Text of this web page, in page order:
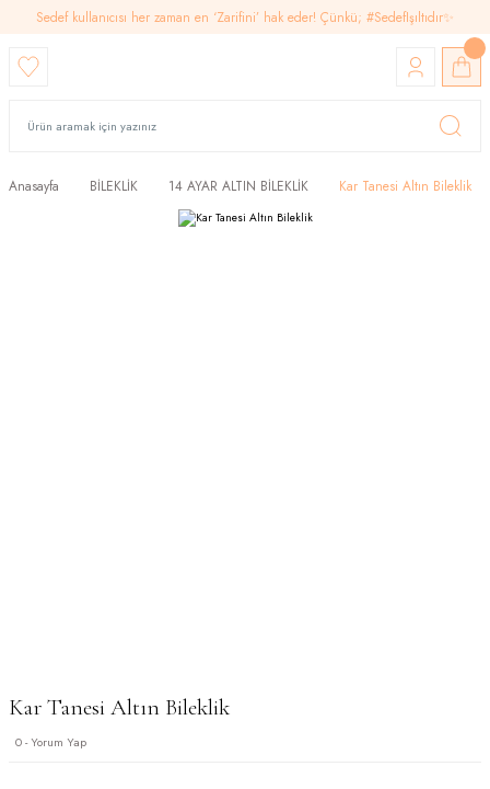
Sedef kullanıcısı her zaman en ‘Zarifini’ hak eder! Çünkü; #SedefIşıltıdır✨
Anasayfa BİLEKLİK 14 AYAR ALTIN BİLEKLİK Kar Tanesi Altın Bileklik
Kar Tanesi Altın Bileklik
0 - Yorum Yap